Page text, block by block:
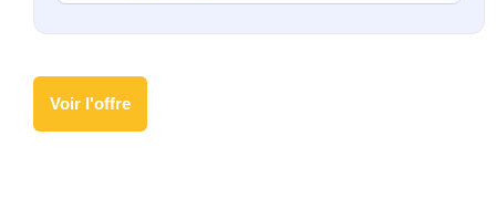
Voir l'offre